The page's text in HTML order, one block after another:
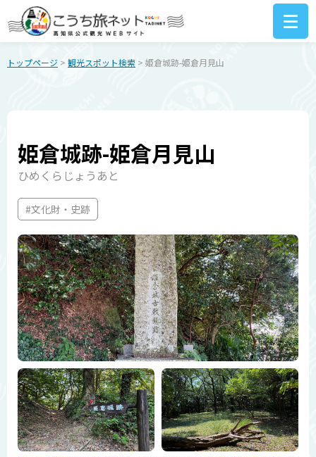
トップページ > 観光スポット検索 > 姫倉城跡-姫倉月見山
姫倉城跡-姫倉月見山
ひめくらじょうあと
#文化財・史跡